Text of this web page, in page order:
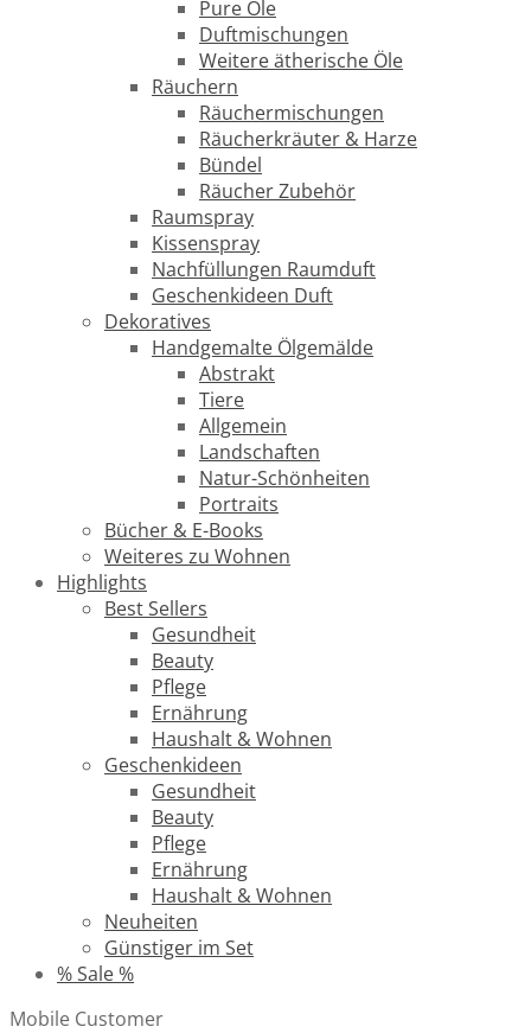
Pure Öle
Duftmischungen
Weitere ätherische Öle
Räuchern
Räuchermischungen
Räucherkräuter & Harze
Bündel
Räucher Zubehör
Raumspray
Kissenspray
Nachfüllungen Raumduft
Geschenkideen Duft
Dekoratives
Handgemalte Ölgemälde
Abstrakt
Tiere
Allgemein
Landschaften
Natur-Schönheiten
Portraits
Bücher & E-Books
Weiteres zu Wohnen
Highlights
Best Sellers
Gesundheit
Beauty
Pflege
Ernährung
Haushalt & Wohnen
Geschenkideen
Gesundheit
Beauty
Pflege
Ernährung
Haushalt & Wohnen
Neuheiten
Günstiger im Set
% Sale %
Mobile Customer